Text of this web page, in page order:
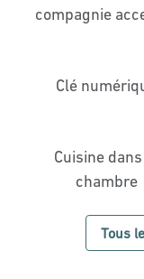
compagnie
Clé
Cuisine
chambre
Tous